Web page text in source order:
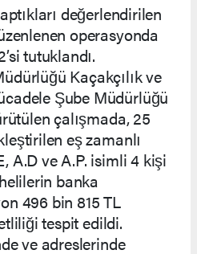
değerlendirilen
operasyonda
tutuklandı.
Kaçakçılık ve
Şube Müdürlüğü
çalışmada, 25
eş zamanlı
A.D ve A.P. isimli 4 kişi
banka
496 bin 815 TL
tespit edildi.
ve adreslerinde